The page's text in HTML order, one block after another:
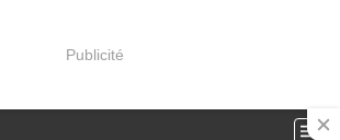
Publicité